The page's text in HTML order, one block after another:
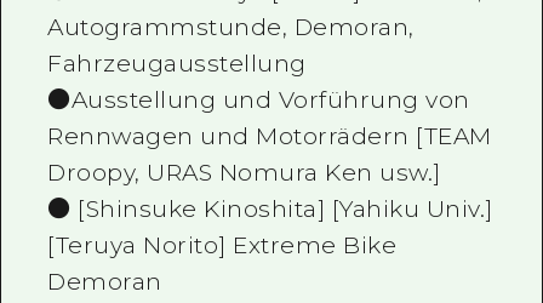
Autogrammstunde, Demoran,
Fahrzeugausstellung
●Ausstellung und Vorführung von
Rennwagen und Motorrädern [TEAM
Droopy, URAS Nomura Ken usw.]
● [Shinsuke Kinoshita] [Yahiku Univ.]
[Teruya Norito] Extreme Bike
Demoran